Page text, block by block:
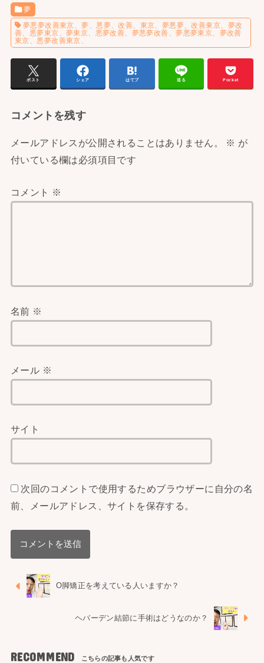
夢
夢悪夢改善東京、夢、悪夢、改善、東京、夢悪夢、改善東京、夢改
善、悪夢東京、夢東京、悪夢改善、夢悪夢改善、夢悪夢東京、夢改善
東京、悪夢改善東京、
ポスト シェア はてブ 送る Pocket
コメントを残す
メールアドレスが公開されることはありません。 ※ が
付いている欄は必須項目です
コメント ※
名前 ※
メール ※
サイト
次回のコメントで使用するためブラウザーに自分の名
前、メールアドレス、サイトを保存する。
O脚矯正を考えている人いますか？
ヘバーデン結節に手術はどうなのか？
RECOMMEND